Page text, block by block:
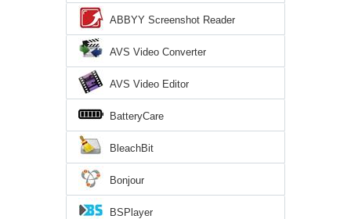
ABBYY Screenshot Reader
AVS Video Converter
AVS Video Editor
BatteryCare
BleachBit
Bonjour
BSPlayer